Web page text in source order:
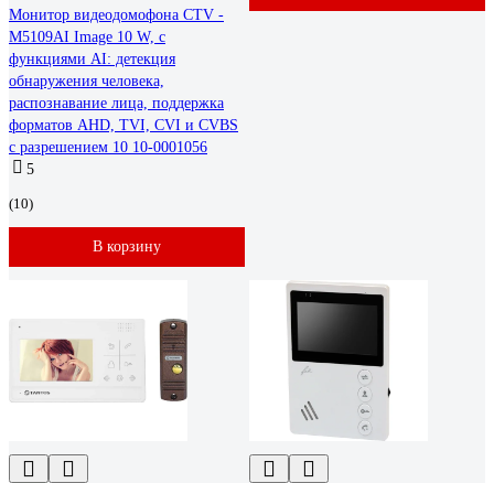
Монитор видеодомофона CTV -
M5109AI Image 10 W, с
функциями AI: детекция
обнаружения человека,
распознавание лица, поддержка
форматов AHD, TVI, CVI и CVBS
с разрешением 10 10-0001056
5
(10)
В корзину